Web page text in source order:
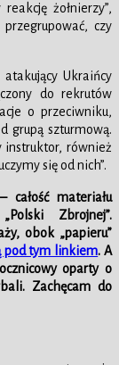
żołnierzy”,
czy
Ukraińcy
do rekrutów
o przeciwniku,
grupą szturmową.
instruktor, również
się od nich”.
materiału
Zbrojnej”.
obok „papieru”
pod tym linkiem. A
oparty o
Zachęcam do